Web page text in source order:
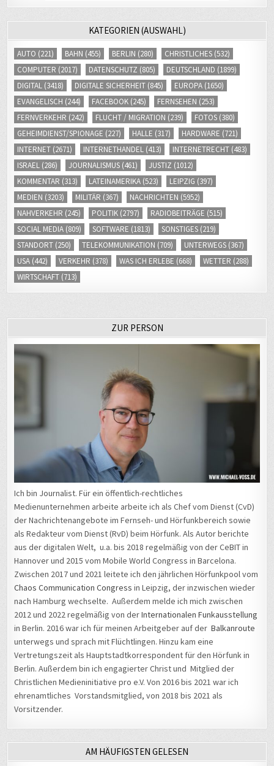
KATEGORIEN (AUSWAHL)
AUTO (221) BAHN (455) BERLIN (280) CHRISTLICHES (532)
COMPUTER (2017) DATENSCHUTZ (805) DEUTSCHLAND (1899)
DIGITAL (3418) DIGITALE SICHERHEIT (845) EUROPA (1650)
EVANGELISCH (244) FACEBOOK (245) FERNSEHEN (253)
FERNVERKEHR (242) FLUCHT / MIGRATION (239) FOTOS (380)
GEHEIMDIENST/SPIONAGE (227) HALLE (317) HARDWARE (721)
INTERNET (2671) INTERNETHANDEL (413) INTERNETRECHT (483)
ISRAEL (286) JOURNALISMUS (461) JUSTIZ (1012)
KOMMENTAR (313) LATEINAMERIKA (523) LEIPZIG (397)
MEDIEN (3203) MILITÄR (367) NACHRICHTEN (5952)
NAHVERKEHR (245) POLITIK (2797) RADIOBEITRÄGE (515)
SOCIAL MEDIA (809) SOFTWARE (1813) SONSTIGES (219)
STANDORT (250) TELEKOMMUNIKATION (709) UNTERWEGS (367)
USA (442) VERKEHR (378) WAS ICH ERLEBE (668) WETTER (288)
WIRTSCHAFT (713)
ZUR PERSON
Ich bin Journalist. Für ein öffentlich-rechtliches
Medienunternehmen arbeite arbeite ich als Chef vom Dienst (CvD)
der Nachrichtenangebote im Fernseh- und Hörfunkbereich sowie
als Redakteur vom Dienst (RvD) beim Hörfunk. Als Autor berichte
aus der digitalen Welt, u.a. bis 2018 regelmäßig von der CeBIT in
Hannover und 2015 vom Mobile World Congress in Barcelona.
Zwischen 2017 und 2021 leitete ich den jährlichen Hörfunkpool vom
Chaos Communication Congress in Leipzig, der inzwischen wieder
nach Hamburg wechselte. Außerdem melde ich mich zwischen
2012 und 2022 regelmäßig von derInternationalen Funkausstellung
in Berlin. 2016 war ich für meinen Arbeitgeber auf derBalkanroute
unterwegs und sprach mit Flüchtlingen. Hinzu kam eine
Vertretungszeit als Hauptstadtkorrespondent für den Hörfunk in
Berlin. Außerdem bin ich engagierter Christ und Mitglied der
Christlichen Medieninitiative pro e.V. Von 2016 bis 2021 war ich
ehrenamtliches Vorstandsmitglied, von 2018 bis 2021 als
Vorsitzender.
AM HÄUFIGSTEN GELESEN